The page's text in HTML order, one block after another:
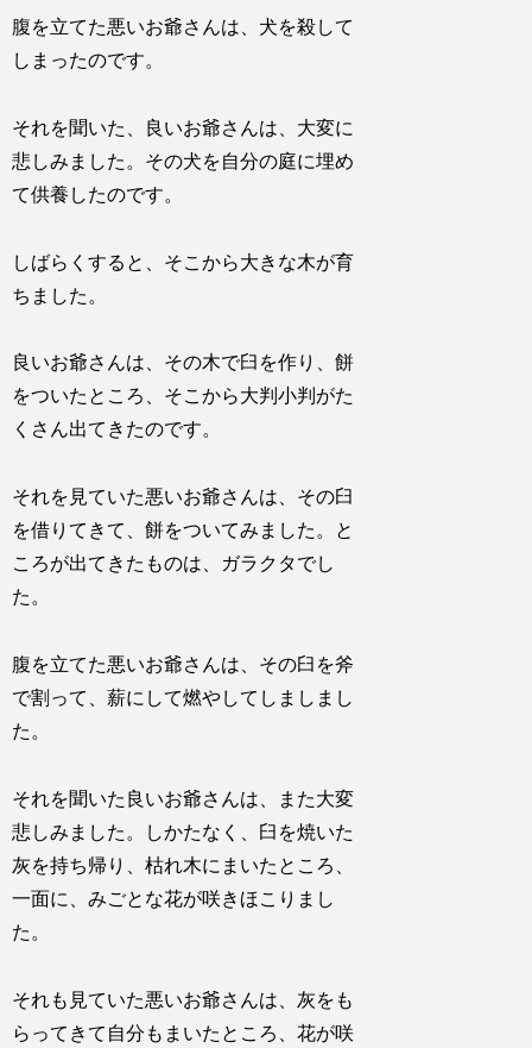
腹を立てた悪いお爺さんは、犬を殺して
しまったのです。
それを聞いた、良いお爺さんは、大変に
悲しみました。その犬を自分の庭に埋め
て供養したのです。
しばらくすると、そこから大きな木が育
ちました。
良いお爺さんは、その木で臼を作り、餅
をついたところ、そこから大判小判がた
くさん出てきたのです。
それを見ていた悪いお爺さんは、その臼
を借りてきて、餅をついてみました。と
ころが出てきたものは、ガラクタでし
た。
腹を立てた悪いお爺さんは、その臼を斧
で割って、薪にして燃やしてしましまし
た。
それを聞いた良いお爺さんは、また大変
悲しみました。しかたなく、臼を焼いた
灰を持ち帰り、枯れ木にまいたところ、
一面に、みごとな花が咲きほこりまし
た。
それも見ていた悪いお爺さんは、灰をも
らってきて自分もまいたところ、花が咲